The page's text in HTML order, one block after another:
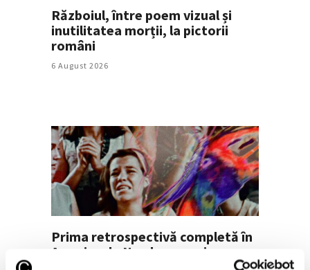
Războiul, între poem vizual și
inutilitatea morții, la pictorii
români
6 August 2026
Prima retrospectivă completă în
America de Nord a operei